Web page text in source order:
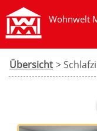
Wohnwelt
Übersicht >